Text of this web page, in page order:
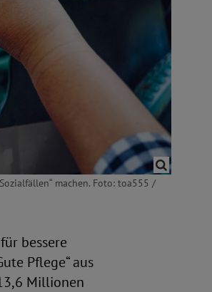
machen. Foto: toa555 /
bessere
Pflege“ aus
Millionen